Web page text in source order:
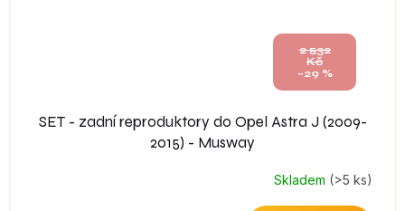
2 532
Kč
–29 %
SET - zadní reproduktory do Opel Astra J (2009-
2015) - Musway
Skladem (>5 ks)